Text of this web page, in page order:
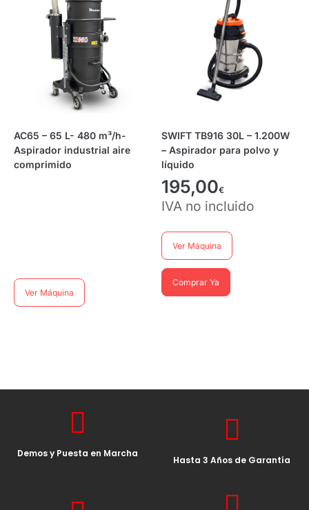
AC65 – 65 L- 480 m³/h-
Aspirador industrial aire
comprimido
Ver Máquina
SWIFT TB916 30L – 1.200W
– Aspirador para polvo y
líquido
195,00€
IVA no incluido
Ver Máquina
Comprar Ya
Demos y Puesta en Marcha
Hasta 3 Años de Garantía